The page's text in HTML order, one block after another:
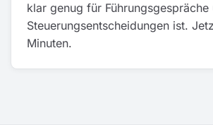
klar genug für Führungsgespräche
Steuerungsentscheidungen ist.
Minuten.